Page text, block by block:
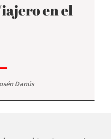
en el
Danús